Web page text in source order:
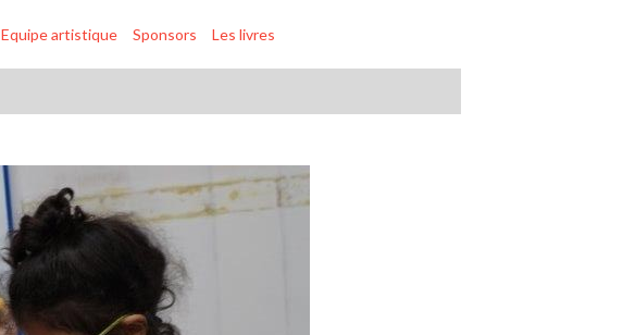
Equipe artistique Sponsors Les livres